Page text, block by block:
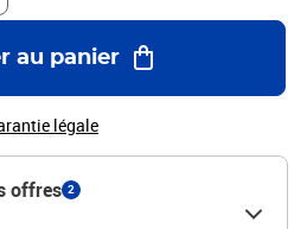
au panier
légale
offres 2